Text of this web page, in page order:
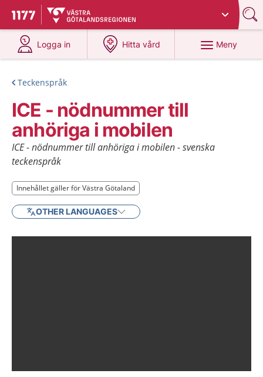
Till startsidan för 1177
Du har valt region
Logga in
på 1177.se
Hitta vård
på 1177.se
Meny
Teckenspråk
ICE - nödnummer till
anhöriga i mobilen
ICE - nödnummer till anhöriga i mobilen - svenska
teckenspråk
Innehållet gäller för Västra Götaland
Innehållet gäller för Västra Götaland
OTHER LANGUAGES